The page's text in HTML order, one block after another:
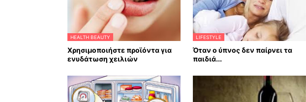
HEALTH BEAUTY
Χρησιμοποιήστε προϊόντα για
ενυδάτωση χειλιών
LIFESTYLE
Όταν ο ύπνος δεν παίρνει τα
παιδιά...